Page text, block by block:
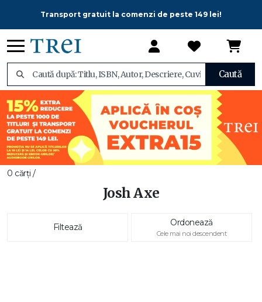
Transport gratuit la comenzi de peste 149 lei!
Caută
0 cărți /
Josh Axe
Filtează Ordonează
Cele mai noi descendent